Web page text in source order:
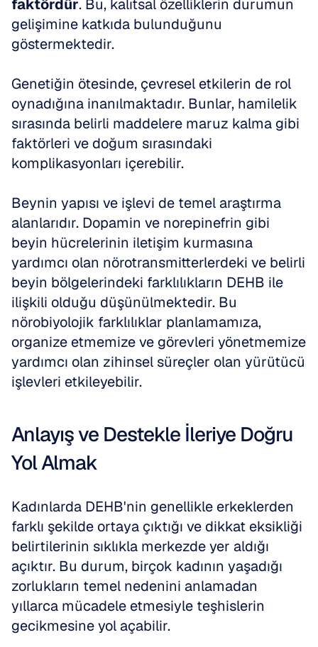
faktördür. Bu, kalıtsal özelliklerin durumun
gelişimine katkıda bulunduğunu
göstermektedir.
Genetiğin ötesinde, çevresel etkilerin de rol
oynadığına inanılmaktadır. Bunlar, hamilelik
sırasında belirli maddelere maruz kalma gibi
faktörleri ve doğum sırasındaki
komplikasyonları içerebilir.
Beynin yapısı ve işlevi de temel araştırma
alanlarıdır. Dopamin ve norepinefrin gibi
beyin hücrelerinin iletişim kurmasına
yardımcı olan nörotransmitterlerdeki ve belirli
beyin bölgelerindeki farklılıkların DEHB ile
ilişkili olduğu düşünülmektedir. Bu
nörobiyolojik farklılıklar planlamamıza,
organize etmemize ve görevleri yönetmemize
yardımcı olan zihinsel süreçler olan yürütücü
işlevleri etkileyebilir.
Anlayış ve Destekle İleriye Doğru
Yol Almak
Kadınlarda DEHB'nin genellikle erkeklerden
farklı şekilde ortaya çıktığı ve dikkat eksikliği
belirtilerinin sıklıkla merkezde yer aldığı
açıktır. Bu durum, birçok kadının yaşadığı
zorlukların temel nedenini anlamadan
yıllarca mücadele etmesiyle teşhislerin
gecikmesine yol açabilir.